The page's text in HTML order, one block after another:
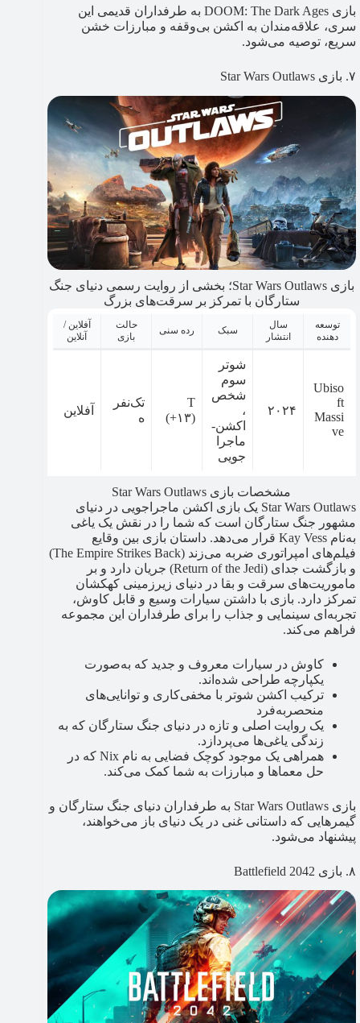
بازی DOOM: The Dark Ages به طرفداران قدیمی این
سری، علاقه‌مندان به اکشن بی‌وقفه و مبارزات خشن
سریع، توصیه می‌شود.
۷. بازی Star Wars Outlaws
بازی Star Wars Outlaws؛ بخشی از روایت رسمی دنیای جنگ
ستارگان با تمرکز بر سرقت‌های بزرگ
توسعه
دهنده
سال
انتشار
سبک رده سنی
حالت
بازی
آفلاین /
آنلاین
Ubiso
ft
Massi
ve
۲۰۲۴
شوتر
سوم
شخص
،
اکشن-
ماجرا
جویی
T
(+۱۳)
تک‌نفر
ه
آفلاین
مشخصات بازی Star Wars Outlaws
Star Wars Outlaws یک بازی اکشن ماجراجویی در دنیای
مشهور جنگ ستارگان است که شما را در نقش یک یاغی
به‌نام Kay Vess قرار می‌دهد. داستان بازی بین وقایع
فیلم‌های امپراتوری ضربه می‌زند (The Empire Strikes Back)
و بازگشت جدای (Return of the Jedi) جریان دارد و بر
ماموریت‌های سرقت و بقا در دنیای زیرزمینی کهکشان
تمرکز دارد. بازی با داشتن سیارات وسیع و قابل کاوش،
تجربه‌ای سینمایی و جذاب را برای طرفداران این مجموعه
فراهم می‌کند.
کاوش در سیارات معروف و جدید که به‌صورت
یکپارچه طراحی شده‌اند.
ترکیب اکشن شوتر با مخفی‌کاری و توانایی‌های
منحصر‌به‌فرد
یک روایت اصلی و تازه در دنیای جنگ ستارگان که به
زندگی یاغی‌ها می‌پردازد.
همراهی یک موجود کوچک فضایی به نام Nix که در
حل معماها و مبارزات به شما کمک می‌کند.
بازی Star Wars Outlaws به طرفداران دنیای جنگ ستارگان و
گیمرهایی که داستانی غنی در یک دنیای باز می‌خواهند،
پیشنهاد می‌شود.
۸. بازی Battlefield 2042